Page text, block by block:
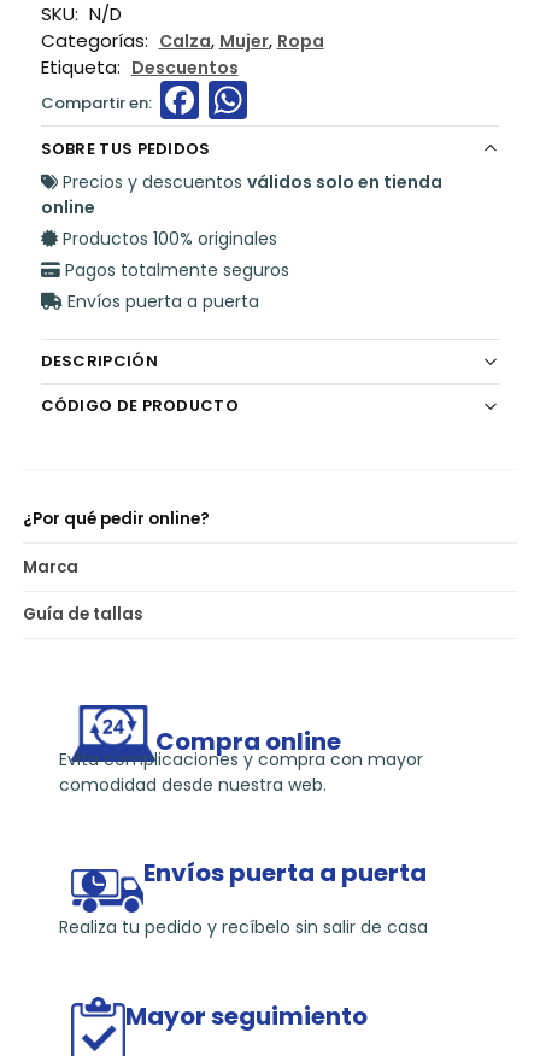
SKU: N/D
Categorías: Calza, Mujer, Ropa
Etiqueta: Descuentos
F
a
c
b
o
o
k
W
h
a
A
p
p
SOBRE TUS PEDIDOS
Precios y descuentos válidos solo en tienda
online
Productos 100% originales
Pagos totalmente seguros
Envíos puerta a puerta
DESCRIPCIÓN
CÓDIGO DE PRODUCTO
¿Por qué pedir online?
Marca
Guía de tallas
Compra online
Evita complicaciones y compra con mayor
comodidad desde nuestra web.
Envíos puerta a puerta
Realiza tu pedido y recíbelo sin salir de casa
Mayor seguimiento